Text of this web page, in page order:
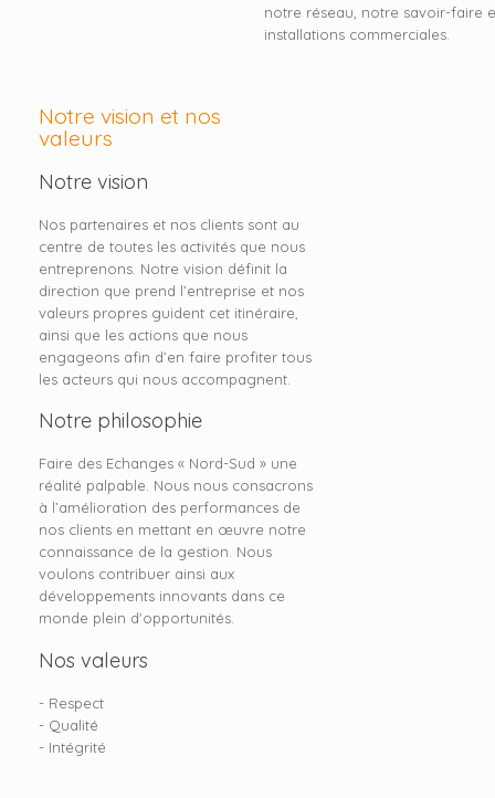
notre réseau, notre savoir-faire
installations commerciales.
Notre vision et nos
valeurs
Notre vision
Nos partenaires et nos clients sont au
centre de toutes les activités que nous
entreprenons. Notre vision définit la
direction que prend l’entreprise et nos
valeurs propres guident cet itinéraire,
ainsi que les actions que nous
engageons afin d’en faire profiter tous
les acteurs qui nous accompagnent.
Notre philosophie
Faire des Echanges « Nord-Sud » une
réalité palpable. Nous nous consacrons
à l’amélioration des performances de
nos clients en mettant en œuvre notre
connaissance de la gestion. Nous
voulons contribuer ainsi aux
développements innovants dans ce
monde plein d'opportunités.
Nos valeurs
- Respect
- Qualité
- Intégrité